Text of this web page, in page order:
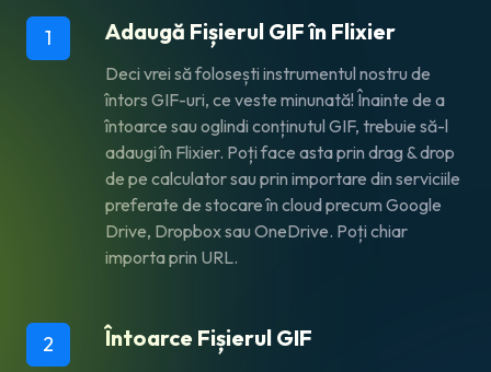
1 Adaugă Fișierul GIF în Flixier
Deci vrei să folosești instrumentul nostru de
întors GIF-uri, ce veste minunată! Înainte de a
întoarce sau oglindi conținutul GIF, trebuie să-l
adaugi în Flixier. Poți face asta prin drag & drop
de pe calculator sau prin importare din serviciile
preferate de stocare în cloud precum Google
Drive, Dropbox sau OneDrive. Poți chiar
importa prin URL.
2 Întoarce Fișierul GIF